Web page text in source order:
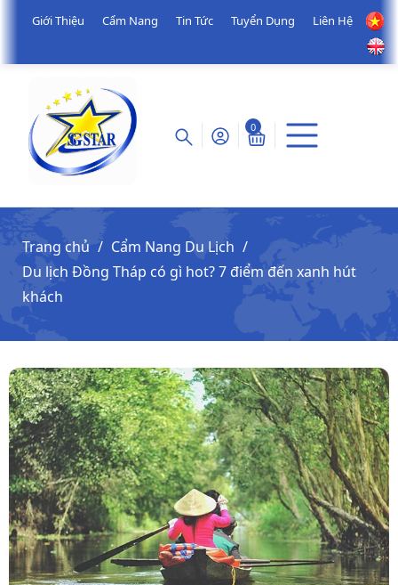
Giới Thiệu Cẩm Nang Tin Tức Tuyển Dụng Liên Hệ
0
Trang chủ
Cẩm Nang Du Lịch
Du lịch Đồng Tháp có gì hot? 7 điểm đến xanh hút
khách